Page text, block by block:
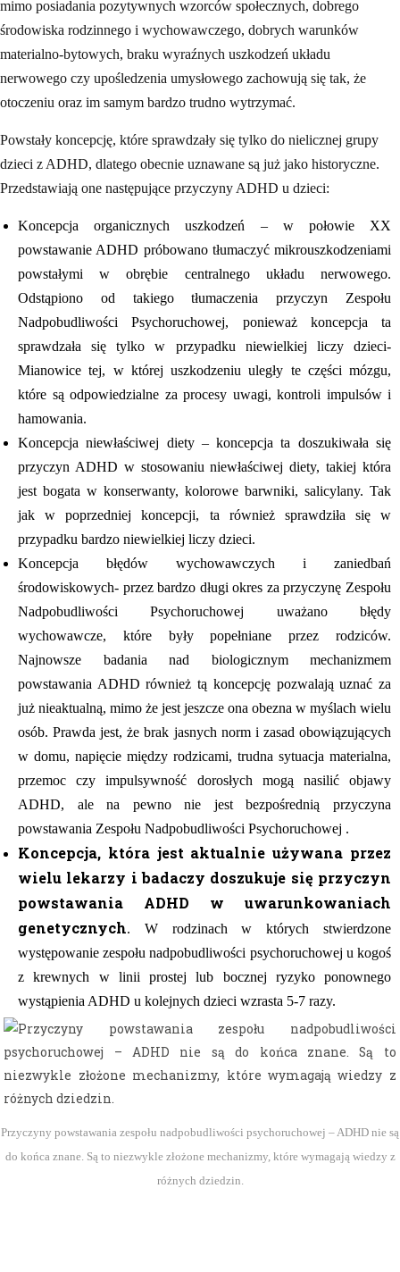
mimo posiadania pozytywnych wzorców społecznych, dobrego
środowiska rodzinnego i wychowawczego, dobrych warunków
materialno-bytowych, braku wyraźnych uszkodzeń układu
nerwowego czy upośledzenia umysłowego zachowują się tak, że
otoczeniu oraz im samym bardzo trudno wytrzymać.
Powstały koncepcję, które sprawdzały się tylko do nielicznej grupy
dzieci z ADHD, dlatego obecnie uznawane są już jako historyczne.
Przedstawiają one następujące przyczyny ADHD u dzieci:
Koncepcja organicznych uszkodzeń – w połowie XX
powstawanie ADHD próbowano tłumaczyć mikrouszkodzeniami
powstałymi w obrębie centralnego układu nerwowego.
Odstąpiono od takiego tłumaczenia przyczyn Zespołu
Nadpobudliwości Psychoruchowej, ponieważ koncepcja ta
sprawdzała się tylko w przypadku niewielkiej liczy dzieci-
Mianowice tej, w której uszkodzeniu uległy te części mózgu,
które są odpowiedzialne za procesy uwagi, kontroli impulsów i
hamowania.
Koncepcja niewłaściwej diety – koncepcja ta doszukiwała się
przyczyn ADHD w stosowaniu niewłaściwej diety, takiej która
jest bogata w konserwanty, kolorowe barwniki, salicylany. Tak
jak w poprzedniej koncepcji, ta również sprawdziła się w
przypadku bardzo niewielkiej liczy dzieci.
Koncepcja błędów wychowawczych i zaniedbań
środowiskowych- przez bardzo długi okres za przyczynę Zespołu
Nadpobudliwości Psychoruchowej uważano błędy
wychowawcze, które były popełniane przez rodziców.
Najnowsze badania nad biologicznym mechanizmem
powstawania ADHD również tą koncepcję pozwalają uznać za
już nieaktualną, mimo że jest jeszcze ona obezna w myślach wielu
osób. Prawda jest, że brak jasnych norm i zasad obowiązujących
w domu, napięcie między rodzicami, trudna sytuacja materialna,
przemoc czy impulsywność dorosłych mogą nasilić objawy
ADHD, ale na pewno nie jest bezpośrednią przyczyna
powstawania Zespołu Nadpobudliwości Psychoruchowej .
Koncepcja, która jest aktualnie używana przez
wielu lekarzy i badaczy doszukuje się przyczyn
powstawania ADHD w uwarunkowaniach
genetycznych. W rodzinach w których stwierdzone
występowanie zespołu nadpobudliwości psychoruchowej u kogoś
z krewnych w linii prostej lub bocznej ryzyko ponownego
wystąpienia ADHD u kolejnych dzieci wzrasta 5-7 razy.
Przyczyny powstawania zespołu nadpobudliwości psychoruchowej – ADHD nie są
do końca znane. Są to niezwykle złożone mechanizmy, które wymagają wiedzy z
różnych dziedzin.